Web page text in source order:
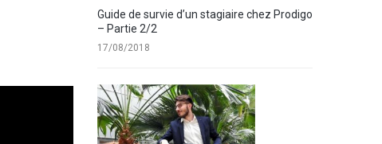
Guide de survie d’un stagiaire chez Prodigo
– Partie 2/2
17/08/2018